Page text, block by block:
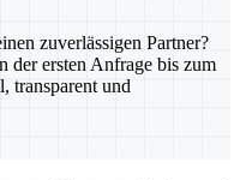
zuverlässigen Partner?
der ersten Anfrage bis zum
transparent und